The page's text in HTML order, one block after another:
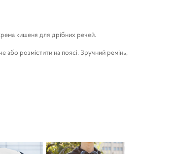
кишеня для дрібних речей.
або розмістити на поясі. Зручний ремінь,